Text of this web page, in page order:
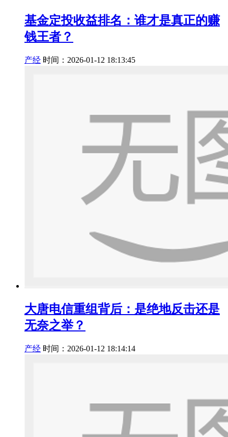
基金定投收益排名：谁才是真正的赚
钱王者？
产经 时间：2026-01-12 18:13:45
大唐电信重组背后：是绝地反击还是
无奈之举？
产经 时间：2026-01-12 18:14:14